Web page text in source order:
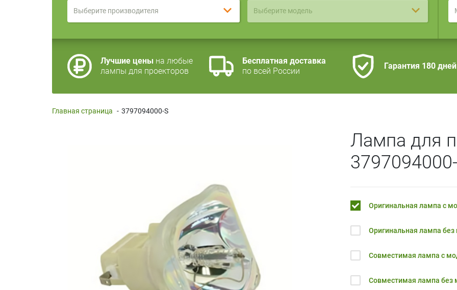
Выберите производителя Выберите модель
Лучшие цены на любые
лампы для проекторов
Бесплатная доставка
по всей России
Гарантия 180 дней
Главная страница - 3797094000-S
Лампа для
Оригинальная лампа с
Оригинальная лампа без
Совместимая лампа с
Совместимая лампа без